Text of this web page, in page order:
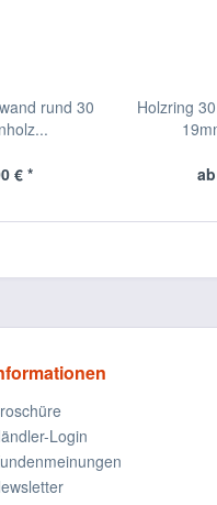
rund 30
€ *
Holzring
Login